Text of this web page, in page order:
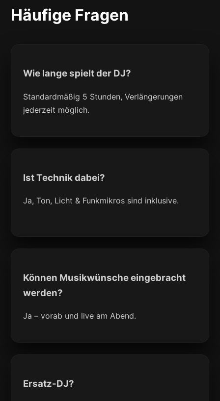
Häufige Fragen
Wie lange spielt der DJ?
Standardmäßig 5 Stunden, Verlängerungen
jederzeit möglich.
Ist Technik dabei?
Ja, Ton, Licht & Funkmikros sind inklusive.
Können Musikwünsche eingebracht
werden?
Ja – vorab und live am Abend.
Ersatz-DJ?